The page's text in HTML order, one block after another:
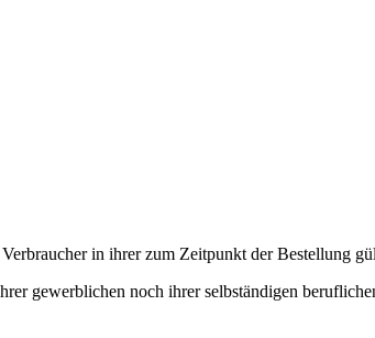
in ihrer zum Zeitpunkt der Bestellung
gewerblichen noch ihrer selbständigen